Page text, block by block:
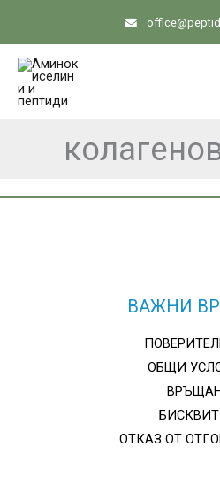
content
ВАЖНИ
ОБЩИ
ОТКАЗ ОТ